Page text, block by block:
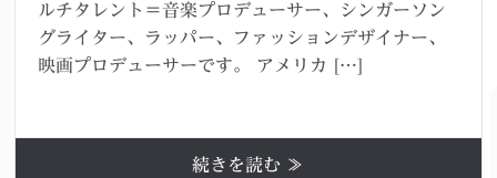
ルチタレント＝音楽プロデューサー、シンガーソン
グライター、ラッパー、ファッションデザイナー、
映画プロデューサーです。 アメリカ […]
続きを読む ≫